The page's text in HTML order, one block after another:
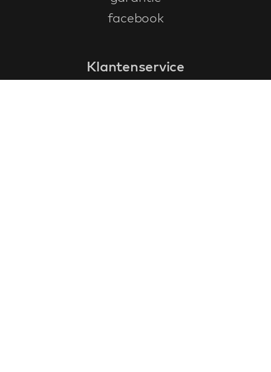
facebook
Klantenservice